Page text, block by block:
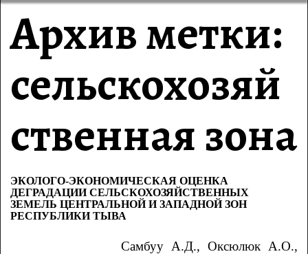
Архив метки:
сельскохозяй
ственная зона
ЭКОЛОГО-ЭКОНОМИЧЕСКАЯ ОЦЕНКА
ДЕГРАДАЦИИ СЕЛЬСКОХОЗЯЙСТВЕННЫХ
ЗЕМЕЛЬ ЦЕНТРАЛЬНОЙ И ЗАПАДНОЙ ЗОН
РЕСПУБЛИКИ ТЫВА
Самбуу А.Д., Оксюлюк А.О.,